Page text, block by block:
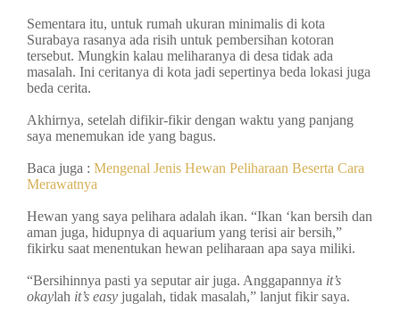
Sementara itu, untuk rumah ukuran minimalis di kota
Surabaya rasanya ada risih untuk pembersihan kotoran
tersebut. Mungkin kalau meliharanya di desa tidak ada
masalah. Ini ceritanya di kota jadi sepertinya beda lokasi juga
beda cerita.
Akhirnya, setelah difikir-fikir dengan waktu yang panjang
saya menemukan ide yang bagus.
Baca juga : Mengenal Jenis Hewan Peliharaan Beserta Cara
Merawatnya
Hewan yang saya pelihara adalah ikan. “Ikan ‘kan bersih dan
aman juga, hidupnya di aquarium yang terisi air bersih,”
fikirku saat menentukan hewan peliharaan apa saya miliki.
“Bersihinnya pasti ya seputar air juga. Anggapannya it’s
okaylah it’s easy jugalah, tidak masalah,” lanjut fikir saya.